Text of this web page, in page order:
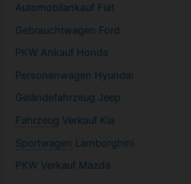
Automobilankauf Fiat
Gebrauchtwagen Ford
PKW Ankauf Honda
Personenwagen Hyundai
Geländefahrzeug Jeep
Fahrzeug Verkauf Kia
Sportwagen Lamborghini
PKW Verkauf Mazda